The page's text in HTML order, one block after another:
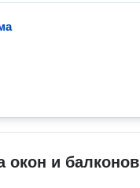
окон и балконов